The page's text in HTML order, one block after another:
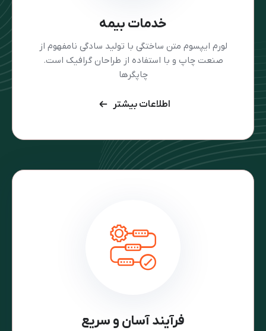
خدمات بیمه
لورم ایپسوم متن ساختگی با تولید سادگی نامفهوم از
صنعت چاپ و با استفاده از طراحان گرافیک است.
چاپگرها
اطلاعات بیشتر
فرآیند آسان و سریع